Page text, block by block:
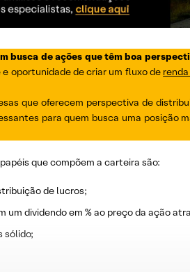
busca de ações que têm boa
oportunidade de criar um fluxo de
que oferecem perspectiva de
para quem busca uma
que compõem a carteira são:
de lucros;
um dividendo em % ao preço da ação
sólido;